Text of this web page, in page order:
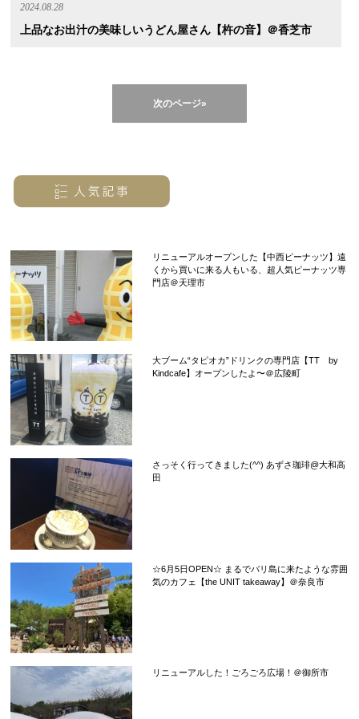
2024.08.28
上品なお出汁の美味しいうどん屋さん【杵の音】＠香芝市
次のページ»
リニューアルオープンした【中西ピーナッツ】遠
くから買いに来る人もいる、超人気ピーナッツ専
門店＠天理市
大ブーム“タピオカ”ドリンクの専門店【TT by
Kindcafe】オープンしたよ〜＠広陵町
さっそく行ってきました(^^) あずさ珈琲@大和高
田
☆6月5日OPEN☆ まるでバリ島に来たような雰囲
気のカフェ【the UNIT takeaway】＠奈良市
リニューアルした！ごろごろ広場！＠御所市